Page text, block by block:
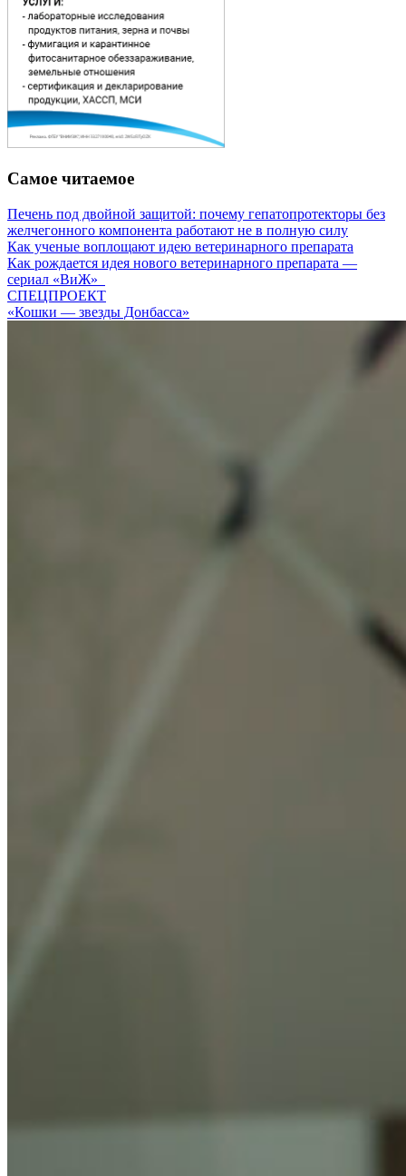
Самое читаемое
Печень под двойной защитой: почему гепатопротекторы без
желчегонного компонента работают не в полную силу
Как ученые воплощают идею ветеринарного препарата
Как рождается идея нового ветеринарного препарата —
сериал «ВиЖ»
СПЕЦПРОЕКТ
«Кошки — звезды Донбасса»